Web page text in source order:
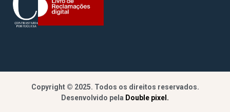
Copyright © 2025. Todos os direitos reservados.
Desenvolvido pela Double pixel.